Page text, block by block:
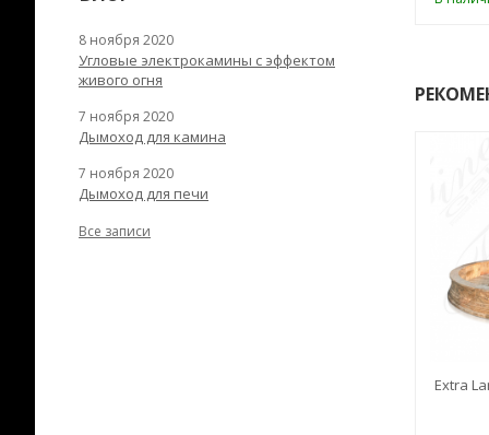
Extra
8 ноября 2020
Угловые электрокамины с эффектом
живого огня
7 ноября 2020
Дымоход для камина
7 ноября 2020
Дымоход для печи
Все записи